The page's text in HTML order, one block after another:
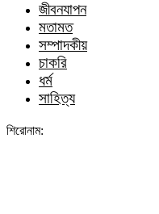
জীবনযাপন
মতামত
সম্পাদকীয়
চাকরি
ধর্ম
সাহিত্য
শিরোনাম: